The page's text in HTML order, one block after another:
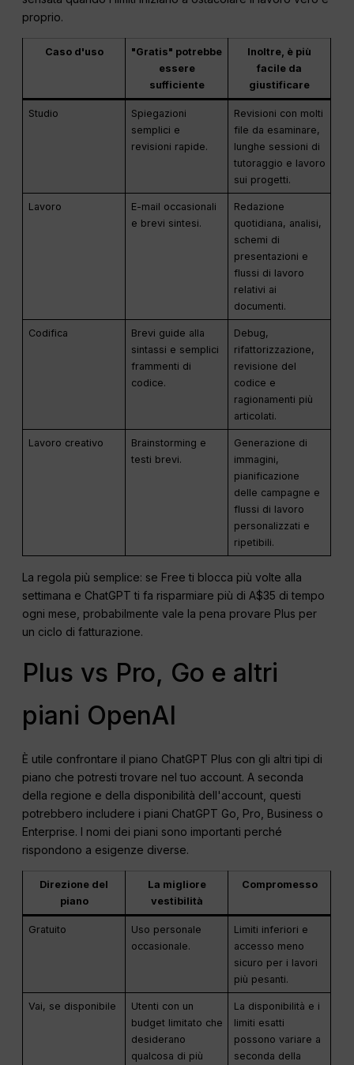
proprio.
Caso d'uso
"Gratis" potrebbe
essere
sufficiente
Inoltre, è più
facile da
giustificare
Studio
Spiegazioni
semplici e
revisioni rapide.
Revisioni con molti
file da esaminare,
lunghe sessioni di
tutoraggio e lavoro
sui progetti.
Lavoro
E-mail occasionali
e brevi sintesi.
Redazione
quotidiana, analisi,
schemi di
presentazioni e
flussi di lavoro
relativi ai
documenti.
Codifica
Brevi guide alla
sintassi e semplici
frammenti di
codice.
Debug,
rifattorizzazione,
revisione del
codice e
ragionamenti più
articolati.
Lavoro creativo
Brainstorming e
testi brevi.
Generazione di
immagini,
pianificazione
delle campagne e
flussi di lavoro
personalizzati e
ripetibili.
La regola più semplice: se Free ti blocca più volte alla
settimana e ChatGPT ti fa risparmiare più di A$35 di tempo
ogni mese, probabilmente vale la pena provare Plus per
un ciclo di fatturazione.
Plus vs Pro, Go e altri
piani OpenAI
È utile confrontare il piano ChatGPT Plus con gli altri tipi di
piano che potresti trovare nel tuo account. A seconda
della regione e della disponibilità dell'account, questi
potrebbero includere i piani ChatGPT Go, Pro, Business o
Enterprise. I nomi dei piani sono importanti perché
rispondono a esigenze diverse.
Direzione del
piano
La migliore
vestibilità
Compromesso
Gratuito
Uso personale
occasionale.
Limiti inferiori e
accesso meno
sicuro per i lavori
più pesanti.
Vai, se disponibile
Utenti con un
budget limitato che
desiderano
qualcosa di più
La disponibilità e i
limiti esatti
possono variare a
seconda della